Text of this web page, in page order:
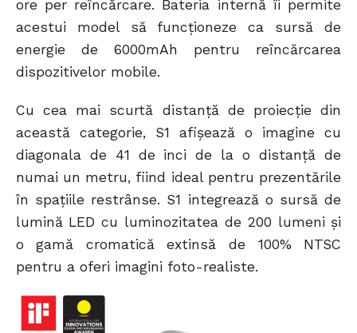
ore per reîncărcare. Bateria internă îi permite
acestui model să funcționeze ca sursă de
energie de 6000mAh pentru reîncărcarea
dispozitivelor mobile.
Cu cea mai scurtă distanță de proiecție din
această categorie, S1 afișează o imagine cu
diagonala de 41 de inci de la o distanță de
numai un metru, fiind ideal pentru prezentările
în spațiile restrânse. S1 integrează o sursă de
lumină LED cu luminozitatea de 200 lumeni și
o gamă cromatică extinsă de 100% NTSC
pentru a oferi imagini foto-realiste.